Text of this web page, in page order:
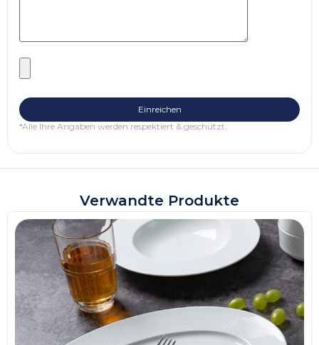
*Alle Ihre Angaben werden respektiert & geschützt.
Verwandte Produkte